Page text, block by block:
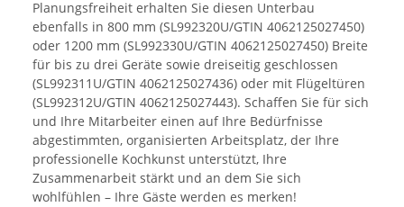
Planungsfreiheit erhalten Sie diesen Unterbau
ebenfalls in 800 mm (SL992320U/GTIN 4062125027450)
oder 1200 mm (SL992330U/GTIN 4062125027450) Breite
für bis zu drei Geräte sowie dreiseitig geschlossen
(SL992311U/GTIN 4062125027436) oder mit Flügeltüren
(SL992312U/GTIN 4062125027443). Schaffen Sie für sich
und Ihre Mitarbeiter einen auf Ihre Bedürfnisse
abgestimmten, organisierten Arbeitsplatz, der Ihre
professionelle Kochkunst unterstützt, Ihre
Zusammenarbeit stärkt und an dem Sie sich
wohlfühlen – Ihre Gäste werden es merken!